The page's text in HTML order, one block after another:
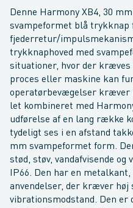
Denne Harmony XB4, 30
svampeformet blå trykknap
fjederretur/
trykknaphoved med
situationer, hvor der kræves
proces eller maskine kan
operatørbevægelser kræver
let kombineret med
udførelse af en lang række
tydeligt ses i en afstand
mm svampeformet form.
stød, støv, vandafvisende
IP66. Den har en
anvendelser, der kræver høj
vibrationsmodstand. Den er